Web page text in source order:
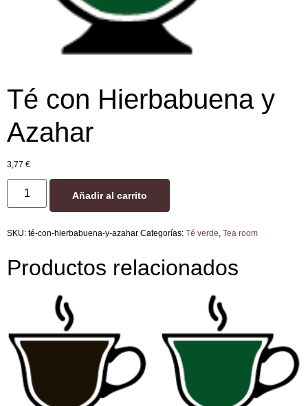
Té con Hierbabuena y
Azahar
3,77 €
Añadir al carrito
SKU: té-con-hierbabuena-y-azahar Categorías: Té verde, Tea room
Productos relacionados